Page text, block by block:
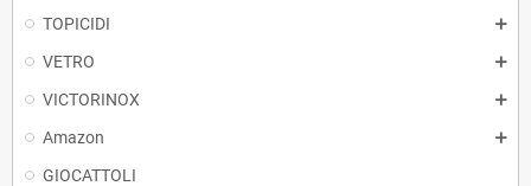
TOPICIDI
VETRO
VICTORINOX
Amazon
GIOCATTOLI